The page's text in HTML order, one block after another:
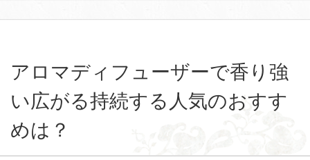
アロマディフューザーで香り強
い広がる持続する人気のおすす
めは？